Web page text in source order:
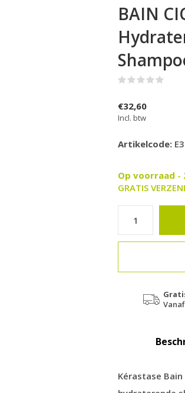
BAIN
€32,60
Incl. btw
Artikelcode:
Op voorraad -
GRATIS
Kérastase